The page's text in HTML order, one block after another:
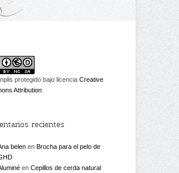
protegido bajo licencia Creative
Attribution
recientes
belen en Brocha para el pelo de
en Cepillos de cerda natural